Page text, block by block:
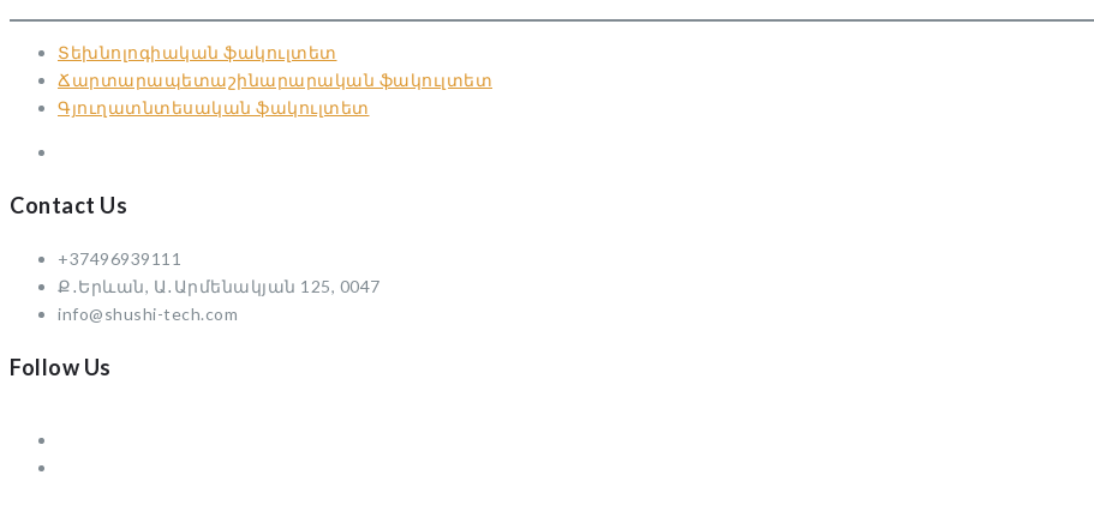
Տեխնոլոգիական ֆակուլտետ
Ճարտարապետաշինարարական ֆակուլտետ
Գյուղատնտեսական ֆակուլտետ
Contact Us
+37496939111
Ք․Երևան, Ա․Արմենակյան 125, 0047
info@shushi-tech.com
Follow Us